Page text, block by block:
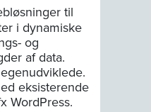
til
i dynamiske
og
af data.
eksisterende
WordPress.